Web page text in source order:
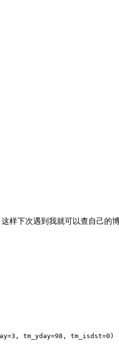
下次遇到我就可以查自己的博
3 , tm_yday=98 , tm_isdst=0 )